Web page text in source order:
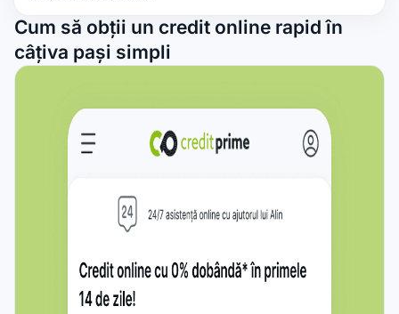
Cum să obții un credit online rapid în
câțiva pași simpli